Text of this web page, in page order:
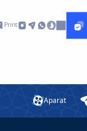
Print
Aparat